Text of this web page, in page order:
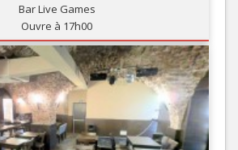
Bar Live Games
Ouvre à 17h00